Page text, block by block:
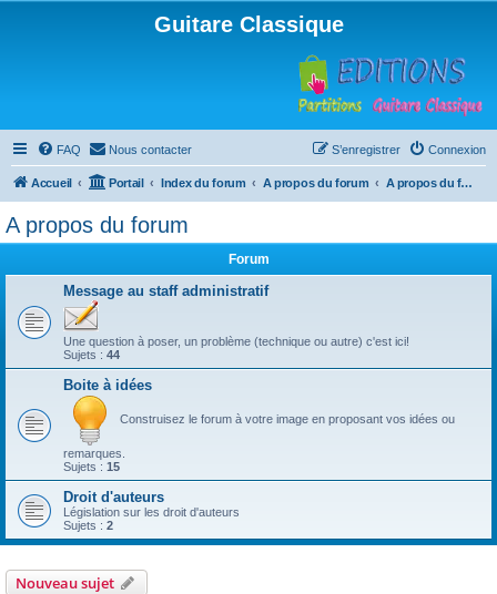
Guitare Classique
FAQ Nous contacter Connexion
S’enregistrer
Accueil Portail Index du forum A propos du forum A propos du forum
A propos du forum
Forum
Message au staff administratif
Une question à poser, un problème (technique ou autre) c'est ici!
Sujets : 44
Boite à idées
Construisez le forum à votre image en proposant vos idées ou
remarques.
Sujets : 15
Droit d'auteurs
Législation sur les droit d'auteurs
Sujets : 2
Nouveau sujet